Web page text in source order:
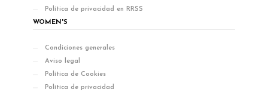
Política de privacidad en RRSS
WOMEN'S
Condiciones generales
Aviso legal
Política de Cookies
Política de privacidad